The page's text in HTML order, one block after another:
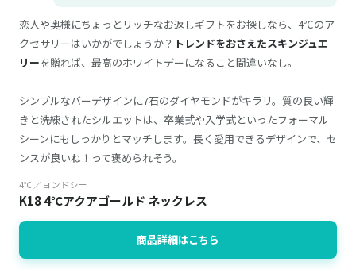
恋人や奥様にちょっとリッチなお返しギフトをお探しなら、4℃のア
クセサリーはいかがでしょうか？ トレンドをおさえたスキンジュエ
リーを贈れば、最高のホワイトデーになること間違いなし。
シンプルなバーデザインに7石のダイヤモンドがキラリ。質の良い輝
きと洗練されたシルエットは、卒業式や入学式といったフォーマル
シーンにもしっかりとマッチします。長く愛用できるデザインで、セ
ンスが良いね！って褒められそう。
4℃／ヨンドシー
K18 4℃アクアゴールド ネックレス
商品詳細はこちら